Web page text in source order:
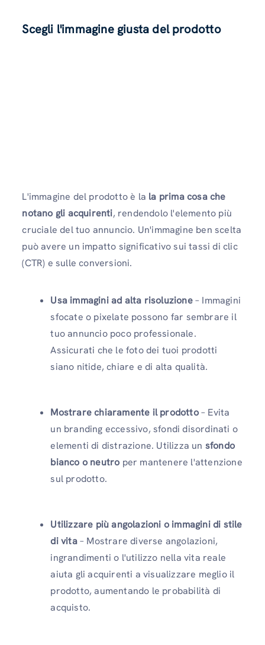
Scegli l'immagine giusta del prodotto
L'immagine del prodotto è la la prima cosa che
notano gli acquirenti, rendendolo l'elemento più
cruciale del tuo annuncio. Un'immagine ben scelta
può avere un impatto significativo sui tassi di clic
(CTR) e sulle conversioni.
Usa immagini ad alta risoluzione– Immagini
sfocate o pixelate possono far sembrare il
tuo annuncio poco professionale.
Assicurati che le foto dei tuoi prodotti
siano nitide, chiare e di alta qualità.
Mostrare chiaramente il prodotto– Evita
un branding eccessivo, sfondi disordinati o
elementi di distrazione. Utilizza un sfondo
bianco o neutro per mantenere l'attenzione
sul prodotto.
Utilizzare più angolazioni o immagini di stile
di vita– Mostrare diverse angolazioni,
ingrandimenti o l'utilizzo nella vita reale
aiuta gli acquirenti a visualizzare meglio il
prodotto, aumentando le probabilità di
acquisto.